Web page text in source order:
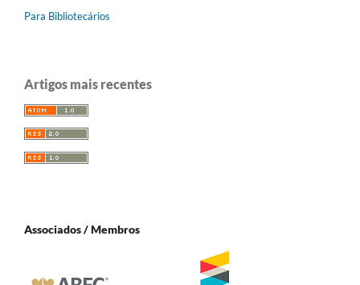
Para Bibliotecários
Artigos mais recentes
Associados / Membros